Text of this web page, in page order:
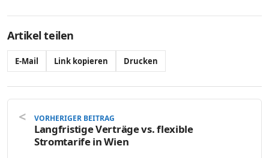
Artikel teilen
E-Mail Link kopieren Drucken
VORHERIGER BEITRAG
Langfristige Verträge vs. flexible
Stromtarife in Wien